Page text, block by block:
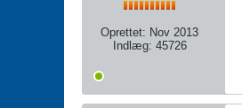
Oprettet: Nov 2013
Indlæg: 45726